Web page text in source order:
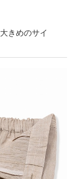
きめのサイ